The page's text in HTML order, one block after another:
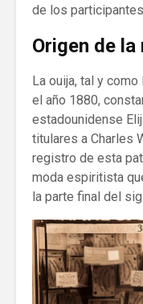
de los
Origen de
La ouija, tal y
el año 1880,
estadounidense
titulares a Charles
registro de esta
moda espiritista
la parte final del